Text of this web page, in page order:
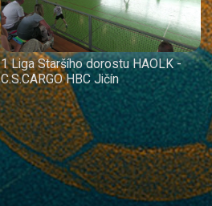
1 Liga Staršího dorostu HAOLK -
C.S.CARGO HBC Jičín